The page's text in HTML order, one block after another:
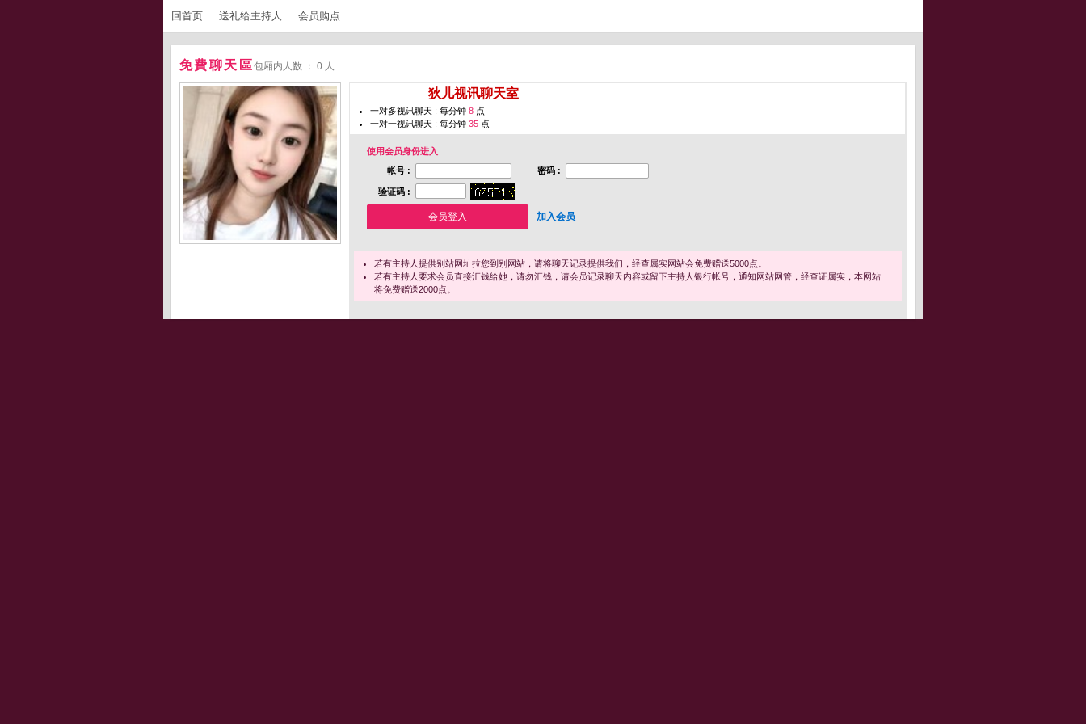
回首页 送礼给主持人 会员购点
免費聊天區包厢内人数 ： 0 人
狄儿视讯聊天室
一对多视讯聊天 : 每分钟 8 点
一对一视讯聊天 : 每分钟 35 点
使用会员身份进入
帐号 :
密码 :
验证码 :
加入会员
若有主持人提供别站网址拉您到别网站，请将聊天记录提供我们，经查属实网站会免费赠送5000点。
若有主持人要求会员直接汇钱给她，请勿汇钱，请会员记录聊天内容或留下主持人银行帐号，通知网站网管，经查证属实，本网站
将免费赠送2000点。